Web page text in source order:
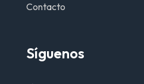
Contacto
Síguenos